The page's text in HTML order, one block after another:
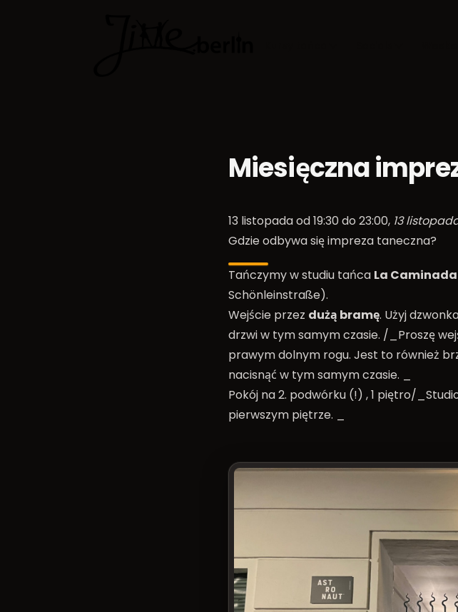
Miesięczna
13 listopada od 19:30 do 23:00, 13
Gdzie odbywa się impreza taneczna?
Tańczymy w studiu tańca La Caminada
Schönleinstraße).
Wejście przez dużą bramę. Użyj
drzwi w tym samym czasie. /_Proszę
prawym dolnym rogu. Jest to również
nacisnąć w tym samym czasie. _
Pokój na 2. podwórku (!) , 1 piętro/
pierwszym piętrze. _